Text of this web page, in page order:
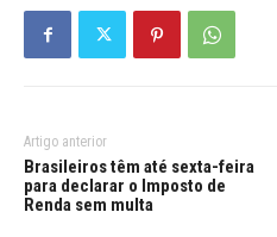
Artigo anterior
Brasileiros têm até sexta-feira
para declarar o Imposto de
Renda sem multa